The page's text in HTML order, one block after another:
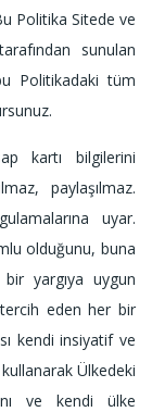
Politika Sitede ve
sunulan
Politikadaki tüm
kartı bilgilerini
paylaşılmaz.
uyar.
olduğunu, buna
yargıya uygun
eden her bir
kendi insiyatif ve
Ülkedeki
ve kendi ülke